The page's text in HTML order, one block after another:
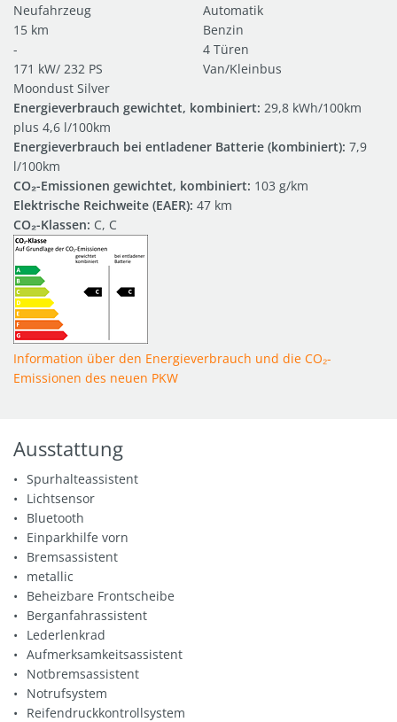
Neufahrzeug
15 km
-
171 kW/ 232 PS
Moondust Silver
Automatik
Benzin
4 Türen
Van/Kleinbus
Energieverbrauch gewichtet, kombiniert: 29,8 kWh/100km
plus 4,6 l/100km
Energieverbrauch bei entladener Batterie (kombiniert): 7,9
l/100km
CO₂-Emissionen gewichtet, kombiniert: 103 g/km
Elektrische Reichweite (EAER): 47 km
CO₂-Klassen: C, C
Information über den Energieverbrauch und die CO₂-
Emissionen des neuen PKW
Ausstattung
Spurhalteassistent
Lichtsensor
Bluetooth
Einparkhilfe vorn
Bremsassistent
metallic
Beheizbare Frontscheibe
Berganfahrassistent
Lederlenkrad
Aufmerksamkeitsassistent
Notbremsassistent
Notrufsystem
Reifendruckkontrollsystem